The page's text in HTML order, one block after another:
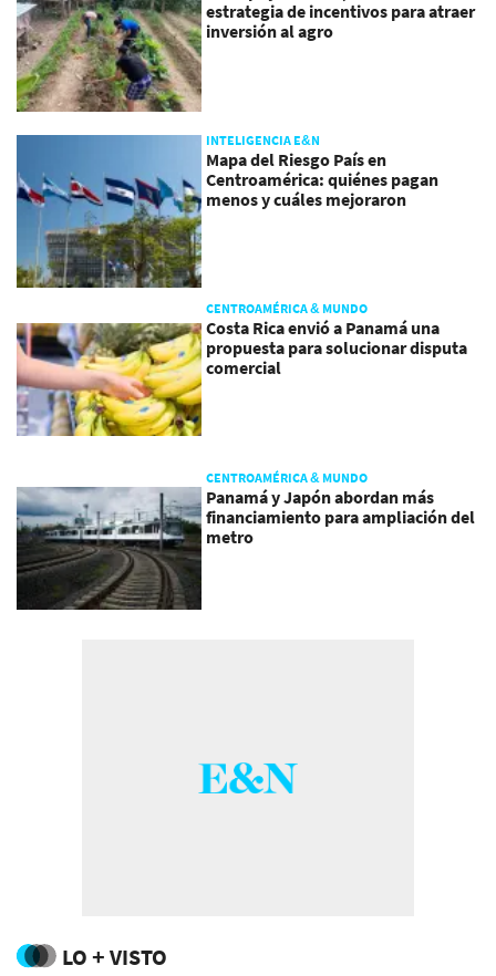
estrategia de incentivos para atraer
inversión al agro
INTELIGENCIA E&N
Mapa del Riesgo País en
Centroamérica: quiénes pagan
menos y cuáles mejoraron
CENTROAMÉRICA & MUNDO
Costa Rica envió a Panamá una
propuesta para solucionar disputa
comercial
CENTROAMÉRICA & MUNDO
Panamá y Japón abordan más
financiamiento para ampliación del
metro
LO + VISTO